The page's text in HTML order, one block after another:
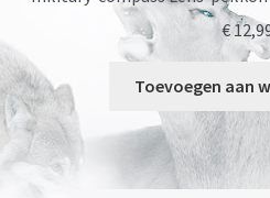
€
Toevoegen aan